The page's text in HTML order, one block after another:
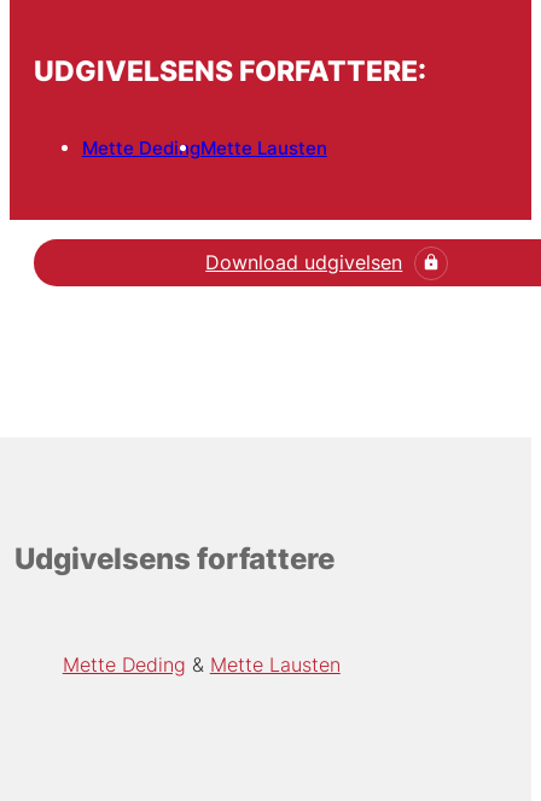
UDGIVELSENS FORFATTERE:
Mette DedingMette Lausten
Download udgivelsen
Udgivelsens forfattere
Mette Deding Mette Lausten